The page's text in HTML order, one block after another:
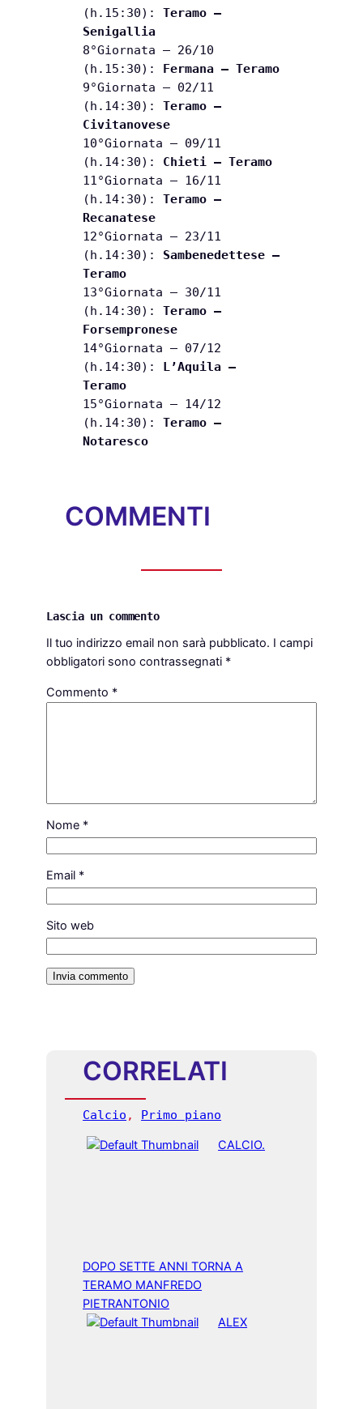
(h.15:30):Teramo –
Senigallia
8°Giornata – 26/10
(h.15:30):
Fermana – Teramo
9°Giornata – 02/11
(h.14:30):Teramo –
Civitanovese
10°Giornata – 09/11
(h.14:30): Chieti – Teramo
11°Giornata – 16/11
(h.14:30):Teramo –
Recanatese
12°Giornata – 23/11
(h.14:30): Sambenedettese –
Teramo
13°Giornata – 30/11
(h.14:30):Teramo –
Forsempronese
14°Giornata – 07/12
(h.14:30):
L’Aquila –
Teramo
15°Giornata – 14/12
(h.14:30):
Teramo –
Notaresco
COMMENTI
Lascia un commento
Il tuo indirizzo email non sarà pubblicato. I campi
obbligatori sono contrassegnati *
Commento *
Nome *
Email *
Sito web
CORRELATI
Calcio , Primo piano
CALCIO.
DOPO SETTE ANNI TORNA A
TERAMO MANFREDO
PIETRANTONIO
ALEX